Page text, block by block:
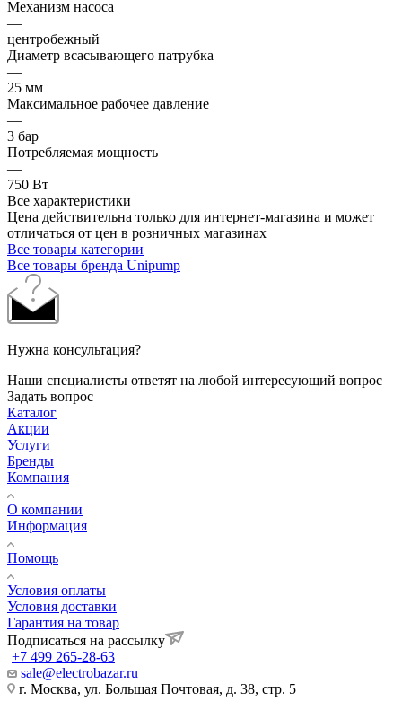
Механизм насоса
—
центробежный
Диаметр всасывающего патрубка
—
25 мм
Максимальное рабочее давление
—
3 бар
Потребляемая мощность
—
750 Вт
Все характеристики
Цена действительна только для интернет-магазина и может
отличаться от цен в розничных магазинах
Все товары категории
Все товары бренда Unipump
Нужна консультация?
Наши специалисты ответят на любой интересующий вопрос
Задать вопрос
Каталог
Акции
Услуги
Бренды
Компания
О компании
Информация
Помощь
Условия оплаты
Условия доставки
Гарантия на товар
Подписаться на рассылку
+7 499 265-28-63
sale@electrobazar.ru
г. Москва, ул. Большая Почтовая, д. 38, стр. 5